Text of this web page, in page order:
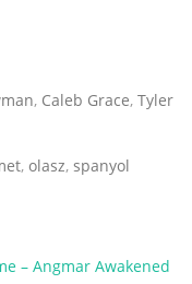
, Caleb Grace, Tyler
, olasz, spanyol
– Angmar Awakened